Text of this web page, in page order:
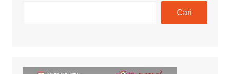
Cari